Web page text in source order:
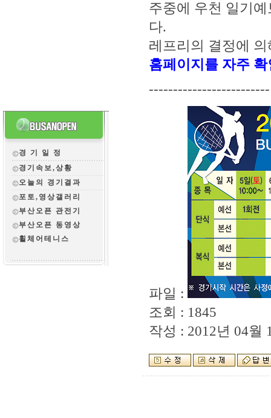
경 기 일 정
경기속보,상황
오늘의 경기결과
포토,영상갤러리
부산오픈 관전 기
부산오픈 동영상
휠체어테니스
주중에 우천 일기
다.
레프리의 결정에
홈페이지를 자주
-------------------------
파일 :
조회 : 1845
작성 : 2012년 04월